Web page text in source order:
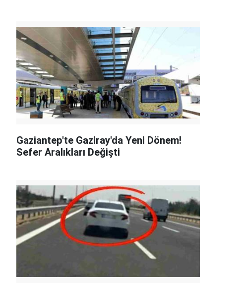
Gaziantep'te Gaziray'da Yeni Dönem!
Sefer Aralıkları Değişti